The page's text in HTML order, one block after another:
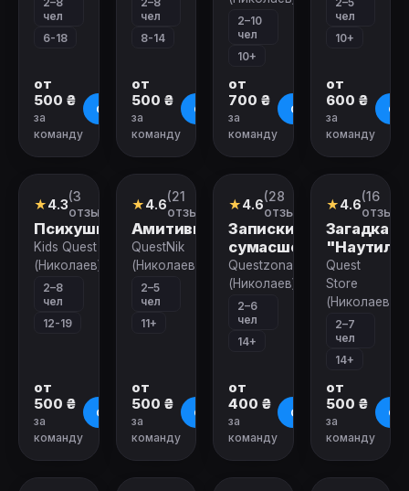
чел
6-18
от
500 ₴
за
команду
О квесте
чел
8-14
от
500 ₴
за
команду
О квесте
2–10
чел
10+
от
700 ₴
за
команду
О квесте
чел
10+
от
600 ₴
за
команду
О
Квест
★4.3(3
отзыва)
Психушка
Kids Quest
(Николаев)
2–8
чел
12-19
от
500 ₴
за
команду
О квесте
Квест
★4.6(21
отзыв)
Амитивилль
QuestNik
(Николаев)
2–5
чел
11+
от
500 ₴
за
команду
О квесте
Квест
★4.6(28
отзывов)
Записки
сумасшедшего
Questzona51
(Николаев)
2–6
чел
14+
от
400 ₴
за
команду
О квесте
Квест
★4.6(16
Загадка
Quest
Store
(Николаев)
2–7
чел
14+
от
500 ₴
за
команду
О